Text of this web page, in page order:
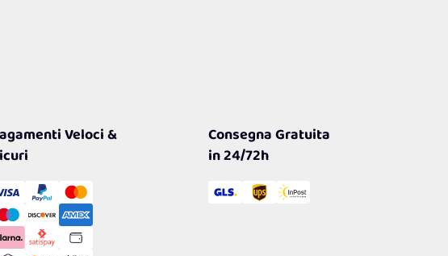
Veloci & Consegna Gratuita
in 24/72h